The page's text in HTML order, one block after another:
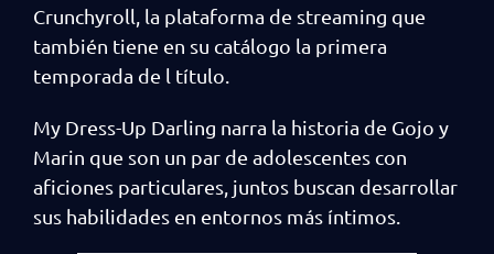
Crunchyroll, la plataforma de streaming que
también tiene en su catálogo la primera
temporada de l título.
My Dress-Up Darling narra la historia de Gojo y
Marin que son un par de adolescentes con
aficiones particulares, juntos buscan desarrollar
sus habilidades en entornos más íntimos.